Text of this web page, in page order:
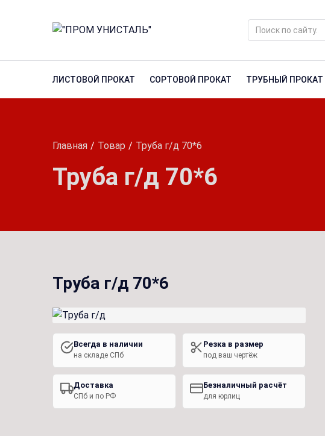
ЛИСТОВОЙ ПРОКАТ СОРТОВОЙ ПРОКАТ ТРУБНЫЙ ПРОКАТ
Главная Товар Труба г/д 70*6
Труба г/д 70*6
Труба г/д 70*6
Всегда в наличии
на складе СПб
Резка в размер
под ваш чертёж
Доставка
СПб и по РФ
Безналичный расчёт
для юрлиц